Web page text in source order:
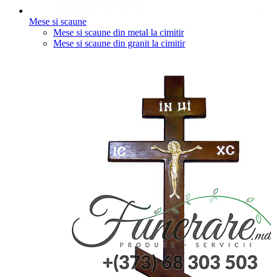
Mese si scaune
Mese si scaune din metal la cimitir
Mese si scaune din granit la cimitir